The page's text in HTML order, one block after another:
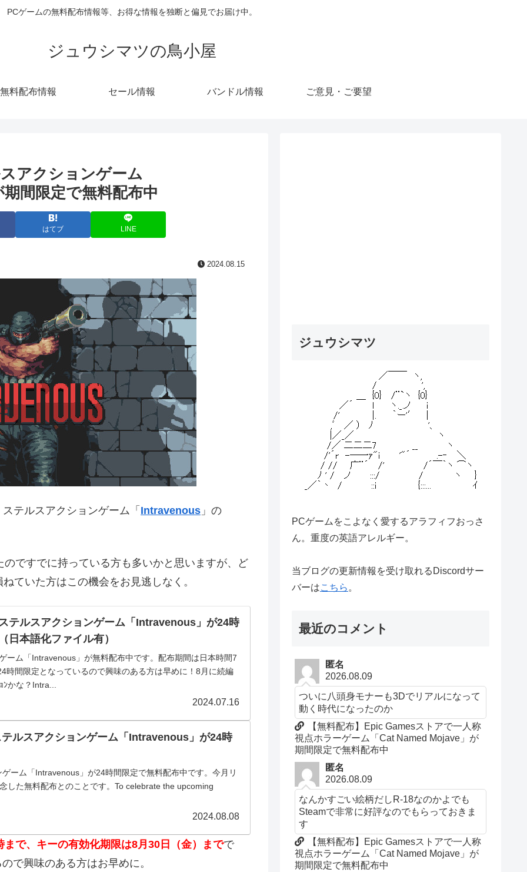
PCゲームの無料配布情報等、お得な情報を独断と偏見でお届け中。
ジュウシマツの鳥小屋
無料配布情報 セール情報 バンドル情報 ご意見・ご要望
アクションゲーム
間限定で無料配布中
はてブ LINE
2024.08.15
テルスアクションゲーム「 Intravenous 」の
ですでに持っている方も多いかと思いますが、ど
ていた方はこの機会をお見逃しなく。
テルスアクションゲーム「Intravenous」が24時
日本語化ファイル有）
ーム「Intravenous」が無料配布中です。配布期間は日本時間7
時間限定となっているので興味のある方は早めに！8月に続編
ﾝかな？Intra...
2024.07.16
ルスアクションゲーム「Intravenous」が24時
ーム「Intravenous」が24時間限定で無料配布中です。今月リ
した無料配布とのことです。To celebrate the upcoming
2024.08.08
で、キーの有効化期限は8月30日（金）までで
で興味のある方はお早めに。
ジュウシマツ
PCゲームをこよなく愛するアラフィフおっさ
ん。重度の英語アレルギー。
当ブログの更新情報を受け取れるDiscordサー
バーはこちら 。
最近のコメント
匿名
2026.08.09
ついに八頭身モナーも3Dでリアルになって
動く時代になったのか
【無料配布】Epic Gamesストアで一人称
視点ホラーゲーム「Cat Named Mojave」が
期間限定で無料配布中
匿名
2026.08.09
なんかすごい絵柄だしR-18なのかよでも
Steamで非常に好評なのでもらっておきま
す
【無料配布】Epic Gamesストアで一人称
視点ホラーゲーム「Cat Named Mojave」が
期間限定で無料配布中